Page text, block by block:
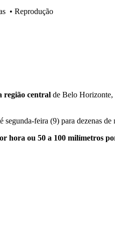
• Reprodução
região central de Belo Horizonte,
segunda-feira (9) para dezenas
hora ou 50 a 100 milímetros